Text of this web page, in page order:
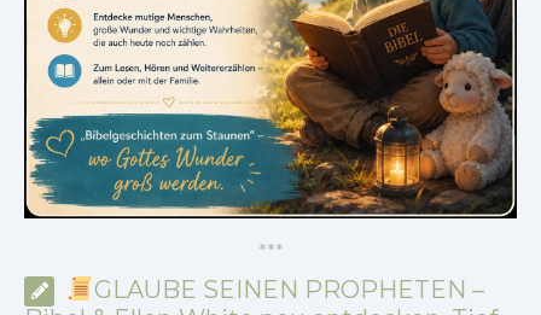
***
GLAUBE SEINEN PROPHETEN –